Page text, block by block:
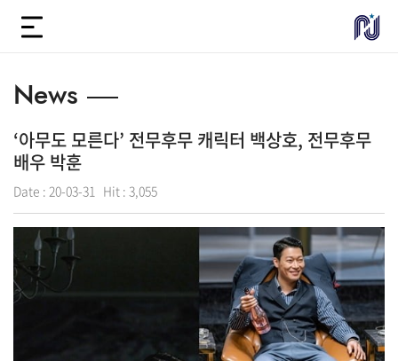
News
‘아무도 모른다’ 전무후무 캐릭터 백상호, 전무후무
배우 박훈
Date : 20-03-31 Hit : 3,055